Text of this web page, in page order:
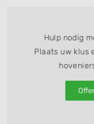
Hulp nodig
Plaats uw klus